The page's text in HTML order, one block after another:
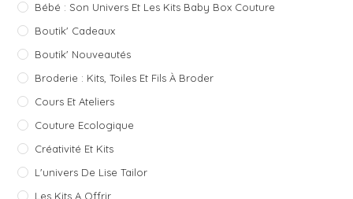
Bébé : Son Univers Et Les Kits Baby Box Couture
Boutik' Cadeaux
Boutik' Nouveautés
Broderie : Kits, Toiles Et Fils À Broder
Cours Et Ateliers
Couture Ecologique
Créativité Et Kits
L'univers De Lise Tailor
Les Kits A Offrir